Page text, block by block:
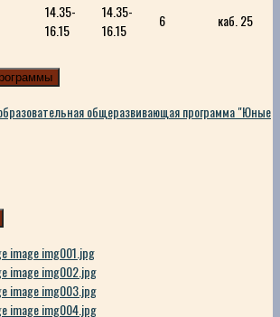
14.35-
16.15
14.35-
16.15
6 каб. 25
общеразвивающая программа "Юные